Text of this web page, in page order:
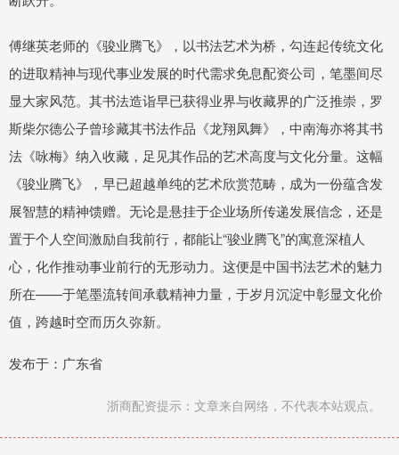
傅继英老师的《骏业腾飞》，以书法艺术为桥，勾连起传统文化
的进取精神与现代事业发展的时代需求免息配资公司，笔墨间尽
显大家风范。其书法造诣早已获得业界与收藏界的广泛推崇，罗
斯柴尔德公子曾珍藏其书法作品《龙翔凤舞》，中南海亦将其书
法《咏梅》纳入收藏，足见其作品的艺术高度与文化分量。这幅
《骏业腾飞》，早已超越单纯的艺术欣赏范畴，成为一份蕴含发
展智慧的精神馈赠。无论是悬挂于企业场所传递发展信念，还是
置于个人空间激励自我前行，都能让“骏业腾飞”的寓意深植人
心，化作推动事业前行的无形动力。这便是中国书法艺术的魅力
所在——于笔墨流转间承载精神力量，于岁月沉淀中彰显文化价
值，跨越时空而历久弥新。
发布于：广东省
浙商配资提示：文章来自网络，不代表本站观点。